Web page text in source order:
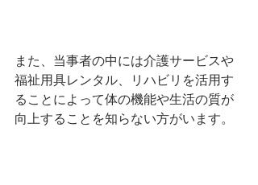
また、当事者の中には介護サービスや
福祉用具レンタル、リハビリを活用す
ることによって体の機能や生活の質が
向上することを知らない方がいます。